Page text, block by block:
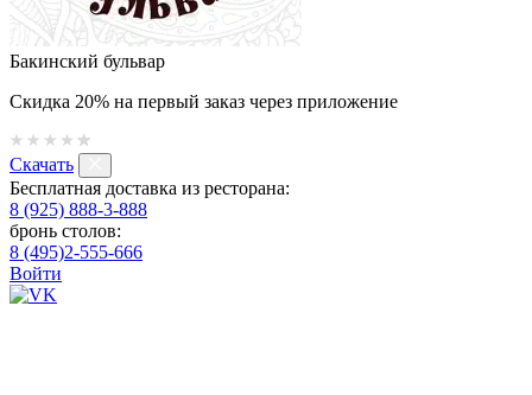
Бакинский бульвар
Скидка 20% на первый заказ через приложение
Скачать
Бесплатная доставка из ресторана:
8 (925) 888-3-888
бронь столов:
8 (495)2-555-666
Войти